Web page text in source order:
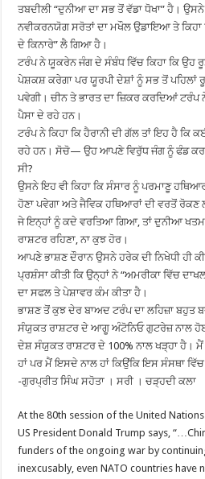
ਤਬਦੀਲੀ “ਦੁਨੀਆ ਦਾ ਸਭ ਤੋਂ ਵੱਡਾ ਧੋਖਾ” ਹੈ।
ਨਵੀਕਰਨਯੋਗ ਸਰੋਤਾਂ ਦਾ ਮਖੌਲ ਉਡਾਇਆ ਤੇ ਕਿਹਾ
ਦੇ ਕਿਨਾਰੇ” ਲੈ ਗਿਆ ਹੈ।
ਟਰੰਪ ਨੇ ਯੂਕਰੇਨ ਜੰਗ ਦੇ ਸੰਬੰਧ ਵਿੱਚ ਕਿਹਾ ਕਿ ਉਹ
ਪੇਸ਼ਕਸ਼ ਕਰੇਗਾ ਪਰ ਯੂਰਪੀ ਦੇਸ਼ਾਂ ਨੂੰ ਸਭ ਤੋਂ ਪਹਿਲਾਂ
ਪਵੇਗੀ। ਚੀਨ ਤੇ ਭਾਰਤ ਦਾ ਜ਼ਿਕਰ ਕਰਦਿਆਂ
ਪੈਸਾ ਦੇ ਰਹੇ ਹਨ।
ਟਰੰਪ ਨੇ ਕਿਹਾ ਕਿ ਹੈਰਾਨੀ ਦੀ ਗੱਲ ਤਾਂ ਇਹ ਹੈ ਕਿ
ਰਹੇ ਹਨ। ਸੋਚੋ— ਉਹ ਆਪਣੇ ਵਿਰੁੱਧ ਜੰਗ ਨੂੰ ਫੰਡ
ਸੀ?
ਉਸਨੇ ਇਹ ਵੀ ਕਿਹਾ ਕਿ ਸੰਸਾਰ ਨੂੰ ਪਰਮਾਣੂ
ਹੋਣਾ ਪਵੇਗਾ ਅਤੇ ਜੈਵਿਕ ਹਥਿਆਰਾਂ ਦੀ ਵਰਤੋਂ ਰੋਕਣ
ਜੇ ਇਨ੍ਹਾਂ ਨੂੰ ਕਦੇ ਵਰਤਿਆ ਗਿਆ, ਤਾਂ ਦੁਨੀਆ
ਰਾਸ਼ਟਰ ਰਹਿਣਾ, ਨਾ ਕੁਝ ਹੋਰ।
ਆਪਣੇ ਭਾਸ਼ਣ ਦੌਰਾਨ ਉਸਨੇ ਹਰੇਕ ਦੀ ਨਿਖੇਧੀ ਹੀ
ਪ੍ਰਸ਼ੰਸਾ ਕੀਤੀ ਕਿ ਉਨ੍ਹਾਂ ਨੇ “ਅਮਰੀਕਾ ਵਿੱਚ
ਦਾ ਸਫਲ ਤੇ ਪੇਸ਼ਾਵਰ ਕੰਮ ਕੀਤਾ ਹੈ।
ਭਾਸ਼ਣ ਤੋਂ ਕੁਝ ਦੇਰ ਬਾਅਦ ਟਰੰਪ ਦਾ ਲਹਿਜ਼ਾ ਬਹੁਤ
ਸੰਯੁਕਤ ਰਾਸ਼ਟਰ ਦੇ ਆਗੂ ਅੰਟੋਨਿਓ ਗੁਟਰੇਜ਼ ਨਾਲ
ਦੇਸ਼ ਸੰਯੁਕਤ ਰਾਸ਼ਟਰ ਦੇ 100% ਨਾਲ ਖੜ੍ਹਾ ਹੈ।
ਹਾਂ ਪਰ ਮੈਂ ਇਸਦੇ ਨਾਲ ਹਾਂ ਕਿਉਂਕਿ ਇਸ ਸੰਸਥਾ
-ਗੁਰਪ੍ਰੀਤ ਸਿੰਘ ਸਹੋਤਾ । ਸਰੀ । ਚੜ੍ਹਦੀ ਕਲਾ
At the 80th session of the United
US President Donald Trump says,
funders of the ongoing war by
inexcusably, even NATO countries have